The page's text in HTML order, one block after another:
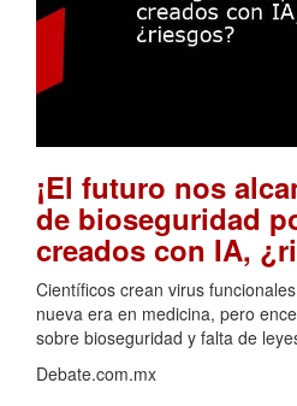
¡El futuro nos
de bioseguridad
creados con IA,
Científicos crean virus
nueva era en medicina, pero
sobre bioseguridad y falta de
Debate.com.mx